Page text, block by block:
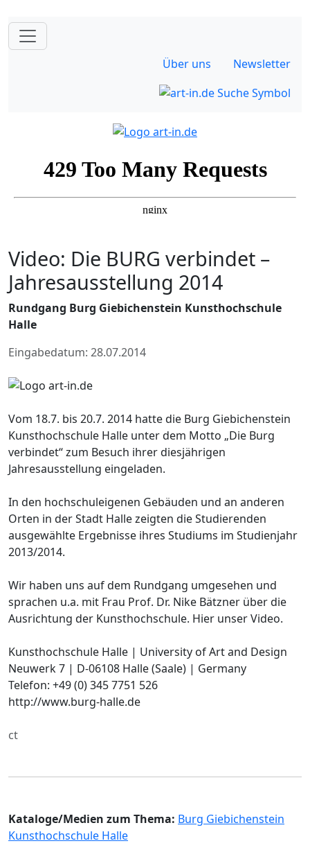
Über uns Newsletter
Video: Die BURG verbindet –
Jahresausstellung 2014
Rundgang Burg Giebichenstein Kunsthochschule
Halle
Eingabedatum: 28.07.2014
Vom 18.7. bis 20.7. 2014 hatte die Burg Giebichenstein
Kunsthochschule Halle unter dem Motto „Die Burg
verbindet“ zum Besuch ihrer diesjährigen
Jahresausstellung eingeladen.
In den hochschuleigenen Gebäuden und an anderen
Orten in der Stadt Halle zeigten die Studierenden
ausgewählte Ergebnisse ihres Studiums im Studienjahr
2013/2014.
Wir haben uns auf dem Rundgang umgesehen und
sprachen u.a. mit Frau Prof. Dr. Nike Bätzner über die
Ausrichtung der Kunsthochschule. Hier unser Video.
Kunsthochschule Halle | University of Art and Design
Neuwerk 7 | D-06108 Halle (Saale) | Germany
Telefon: +49 (0) 345 7751 526
http://www.burg-halle.de
ct
Kataloge/Medien zum Thema: Burg Giebichenstein
Kunsthochschule Halle